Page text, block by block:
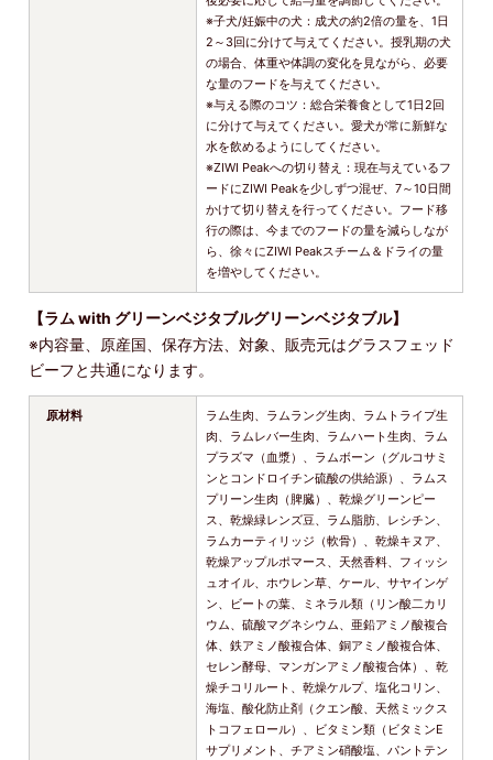
※子犬/妊娠中の犬：成犬の約2倍の量を、1日
2～3回に分けて与えてください。授乳期の犬
の場合、体重や体調の変化を見ながら、必要
な量のフードを与えてください。
※与える際のコツ：総合栄養食として1日2回
に分けて与えてください。愛犬が常に新鮮な
水を飲めるようにしてください。
※ZIWI Peakへの切り替え：現在与えているフ
ードにZIWI Peakを少しずつ混ぜ、7～10日間
かけて切り替えを行ってください。フード移
行の際は、今までのフードの量を減らしなが
ら、徐々にZIWI Peakスチーム＆ドライの量
を増やしてください。
【ラム with グリーンベジタブルグリーンベジタブル】
※内容量、原産国、保存方法、対象、販売元はグラスフェッド
ビーフと共通になります。
原材料
ラム生肉、ラムラング生肉、ラムトライプ生
肉、ラムレバー生肉、ラムハート生肉、ラム
プラズマ（血漿）、ラムボーン（グルコサミ
ンとコンドロイチン硫酸の供給源）、ラムス
プリーン生肉（脾臓）、乾燥グリーンピー
ス、乾燥緑レンズ豆、ラム脂肪、レシチン、
ラムカーティリッジ（軟骨）、乾燥キヌア、
乾燥アップルポマース、天然香料、フィッシ
ュオイル、ホウレン草、ケール、サヤインゲ
ン、ビートの葉、ミネラル類（リン酸二カリ
ウム、硫酸マグネシウム、亜鉛アミノ酸複合
体、鉄アミノ酸複合体、銅アミノ酸複合体、
セレン酵母、マンガンアミノ酸複合体）、乾
燥チコリルート、乾燥ケルプ、塩化コリン、
海塩、酸化防止剤（クエン酸、天然ミックス
トコフェロール）、ビタミン類（ビタミンE
サプリメント、チアミン硝酸塩、パントテン